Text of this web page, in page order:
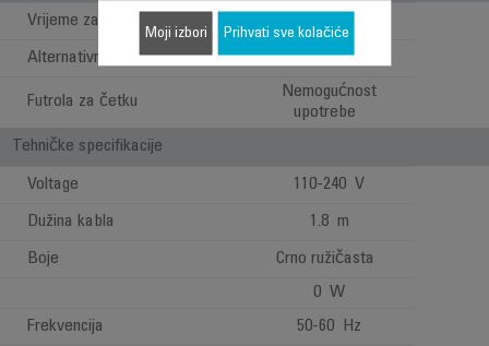
Vrijeme zagrijavanja
Alternativna rotacija Nema
Futrola za četku
Nemogućnost
upotrebe
Tehničke specifikacije
Voltage 110-240 V
Dužina kabla 1.8 m
Boje
Crno ružičasta
0 W
Frekvencija
50-60 Hz
Moji izbori Prihvati sve kolačiće